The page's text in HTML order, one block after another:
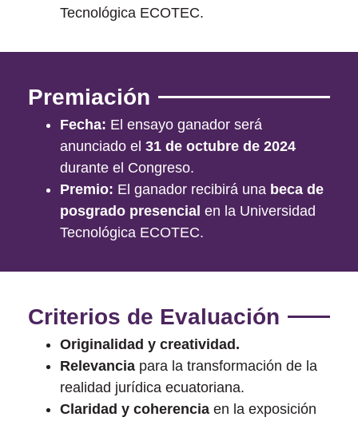
Tecnológica ECOTEC.
Premiación
Fecha: El ensayo ganador será
anunciado el 31 de octubre de 2024
durante el Congreso.
Premio: El ganador recibirá una beca de
posgrado presencial en la Universidad
Tecnológica ECOTEC.
Criterios de Evaluación
Originalidad y creatividad.
Relevancia para la transformación de la
realidad jurídica ecuatoriana.
Claridad y coherencia en la exposición